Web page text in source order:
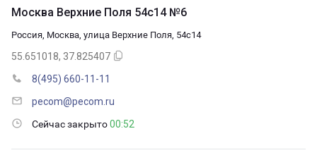
Москва Верхние Поля 54с14 №6
Россия, Москва, улица Верхние Поля, 54с14
55.651018, 37.825407
8(495) 660-11-11
pecom@pecom.ru
Сейчас закрыто00:52